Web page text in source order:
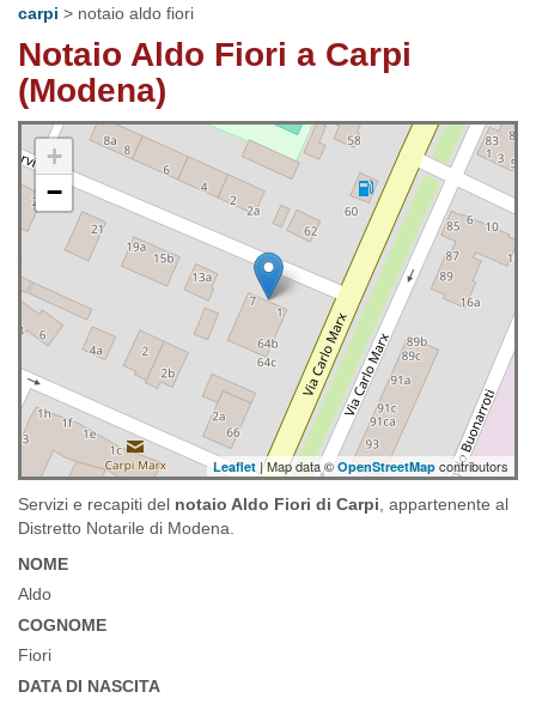
carpi > notaio aldo fiori
Notaio Aldo Fiori a Carpi
(Modena)
+
−
Leaflet | Map data © OpenStreetMap contributors
Servizi e recapiti del notaio Aldo Fiori di Carpi , appartenente al
Distretto Notarile di Modena.
NOME
Aldo
COGNOME
Fiori
DATA DI NASCITA